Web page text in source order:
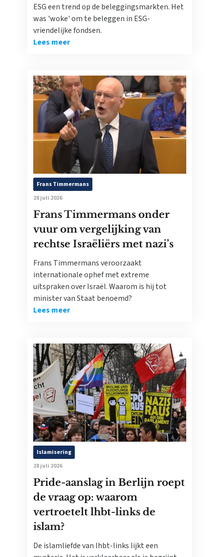
ESG een trend op de beleggingsmarkten. Het
was 'woke' om te beleggen in ESG-
vriendelijke fondsen.
Lees meer
Frans Timmermans
28 juli 2026
Frans Timmermans onder
vuur om vergelijking van
rechtse Israëliërs met nazi’s
Frans Timmermans veroorzaakt
internationale ophef met extreme
uitspraken over Israël. Waarom is hij tot
minister van Staat benoemd?
Lees meer
Islamisering
28 juli 2026
Pride-aanslag in Berlijn roept
de vraag op: waarom
vertroetelt lhbt-links de
islam?
De islamliefde van lhbt-links lijkt een